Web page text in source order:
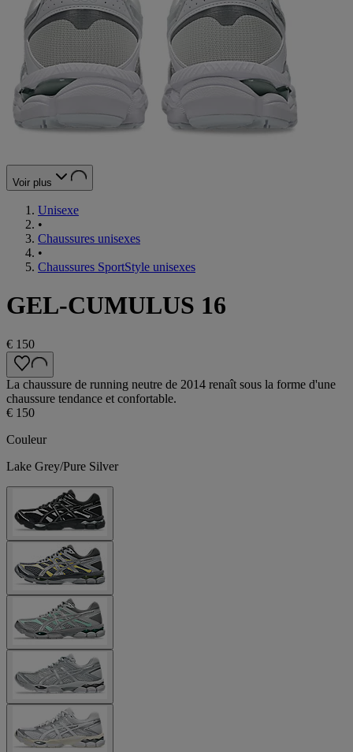
Voir plus
Unisexe
•
Chaussures unisexes
•
Chaussures SportStyle unisexes
GEL-CUMULUS 16
€ 150
La chaussure de running neutre de 2014 renaît sous la forme d'une
chaussure tendance et confortable.
€ 150
Couleur
Lake Grey/Pure Silver